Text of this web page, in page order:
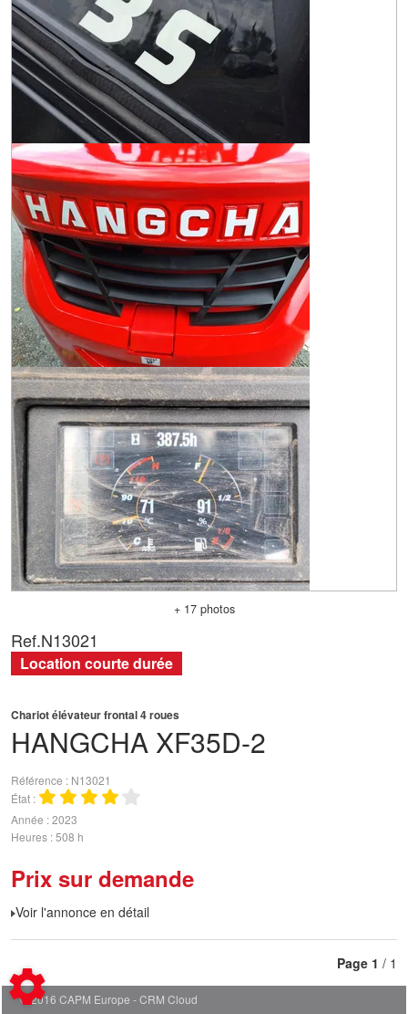
+ 17 photos
HANGCHA XF35D-2
Chariot élévateur frontal 4 roues
Référence
N13021
État
Année 2023
Heures 508 h
Prix sur demande
Voir l'annonce en détail
Ref.N13021
Location courte durée
Page 1 / 1
© 2016 CAPM Europe CRM Cloud